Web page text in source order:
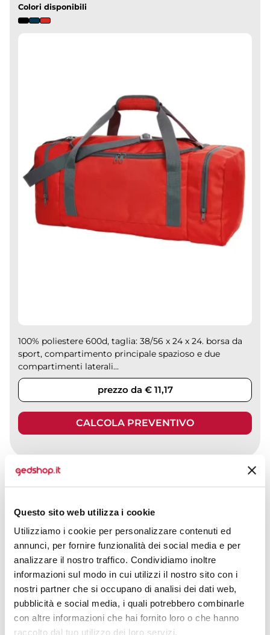
Questo sito web utilizza i cookie
Utilizziamo i cookie per personalizzare contenuti ed
annunci, per fornire funzionalità dei social media e per
analizzare il nostro traffico. Condividiamo inoltre
informazioni sul modo in cui utilizzi il nostro sito con i
nostri partner che si occupano di analisi dei dati web,
pubblicità e social media, i quali potrebbero combinarle
con altre informazioni che hai fornito loro o che hanno
raccolto dal tuo utilizzo dei loro servizi.
Colori disponibili
100% poliestere 600d, taglia: 38/56 x 24 x 24. borsa da
sport, compartimento principale spazioso e due
compartimenti laterali...
prezzo da € 11,17
CALCOLA PREVENTIVO
H1813355
Materiale
Poliestere
Misure
28 x 43 x 11 cm
Colori disponibili